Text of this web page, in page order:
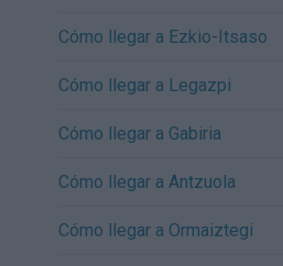
Cómo llegar a Ezkio-Itsaso
Cómo llegar a Legazpi
Cómo llegar a Gabiria
Cómo llegar a Antzuola
Cómo llegar a Ormaiztegi